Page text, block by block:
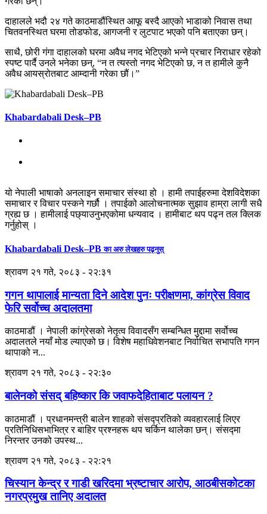
दाहालले भदौ २४ गते काठमाडौंस्थित आफू बस्दै आएको भाडाको निवास तथा
चितवनस्थित घरमा तोडफोड, आगजनी र लुटपाट भएको पनि बताएका छन्।
साथै, छोरी गंगा दाहालको घरमा अवैध नगद भेटिएको भन्ने प्रचार निराधार रहेको
स्पष्ट पार्दै उनले भनेका छन्, “न त त्यस्तो नगद भेटिएको छ, न त हामीले कुनै
अवैध आयस्रोतबाट आम्दानी गरेका छौं।”
Khabardabali Desk–PB
यो नेपाली भाषाको अनलाइन समाचार संस्था हो । हामी तपाईहरुमा देशविदेशका
समाचार र विचार पस्कने गर्छौ । तपाईको आलोचनात्मक सुझाव हाम्रा लागी सधै
ग्रह्य छ । हामीलाई पछ्याउनुभएकोमा धन्यवाद । हामीबाट थप पढ्न तल क्लिक
गर्नुहोस् ।
Khabardabali Desk–PBका अरु लेखहरु पढ्नुस्
श्रावण २१ गते, २०८३ - २२:३१
गगन थापालाई मान्यता दिने आदेश पुनः परीक्षणमा, कांग्रेस विवाद
फेरि सर्वोच्च अदालतमा
काठमाडौं । नेपाली कांग्रेसको नेतृत्व विवादसँग सम्बन्धित मुद्दामा सर्वोच्च
अदालतले नयाँ मोड ल्याएको छ। विशेष महाधिवेशनबाट निर्वाचित सभापति गगन
थापाको न...
श्रावण २१ गते, २०८३ - २२:३०
बालेनको संसद् बहिष्कार कि जवाफदेहिताबाट पलायन ?
काठमाडौं । प्रधानमन्त्री बालेन शाहको संसद्प्रतिको व्यवहारलाई लिएर
प्रतिनिधिसभाभित्र र बाहिर प्रश्नहरू थप चर्किन थालेका छन्। संसद्मा
निरन्तर उनको उपस्थ...
श्रावण २१ गते, २०८३ - २२:२१
चिस्यान केन्द्र र गाडी खरिदमा भ्रष्टाचार आरोप, आठबीसकोटका
नगरप्रमुख तानिए अदालत